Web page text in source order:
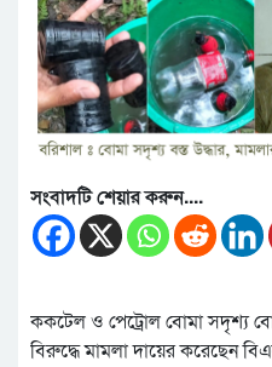
সংবাদটি শেয়ার করুন....
ককটেল ও পেট্রোল বোমা সদৃশ্য
বিরুদ্ধে মামলা দায়ের করেছেন